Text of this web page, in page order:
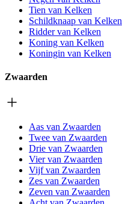
Tien van Kelken
Schildknaap van Kelken
Ridder van Kelken
Koning van Kelken
Koningin van Kelken
Zwaarden
Aas van Zwaarden
Twee van Zwaarden
Drie van Zwaarden
Vier van Zwaarden
Vijf van Zwaarden
Zes van Zwaarden
Zeven van Zwaarden